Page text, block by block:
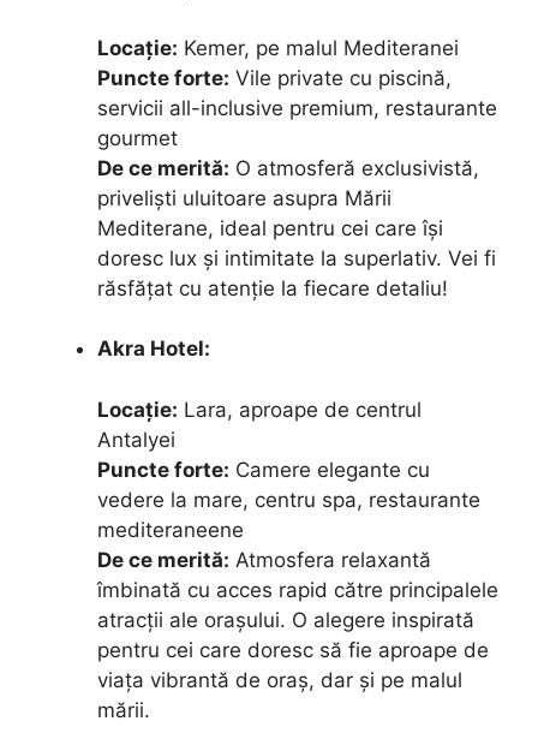
Locație: Kemer, pe malul Mediteranei
Puncte forte: Vile private cu piscină,
servicii all-inclusive premium, restaurante
gourmet
De ce merită: O atmosferă exclusivistă,
priveliști uluitoare asupra Mării
Mediterane, ideal pentru cei care își
doresc lux și intimitate la superlativ. Vei fi
răsfățat cu atenție la fiecare detaliu!
Akra Hotel:
Locație: Lara, aproape de centrul
Antalyei
Puncte forte: Camere elegante cu
vedere la mare, centru spa, restaurante
mediteraneene
De ce merită: Atmosfera relaxantă
îmbinată cu acces rapid către principalele
atracții ale orașului. O alegere inspirată
pentru cei care doresc să fie aproape de
viața vibrantă de oraș, dar și pe malul
mării.